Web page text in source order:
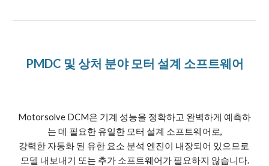
PMDC 및 상처 분야 모터 설계 소프트웨어
Motorsolve DCM은 기계 성능을 정확하고 완벽하게 예측하
는 데 필요한 유일한 모터 설계 소프트웨어로,
강력한 자동화 된 유한 요소 분석 엔진이 내장되어 있으므로
모델 내보내기 또는 추가 소프트웨어가 필요하지 않습니다.